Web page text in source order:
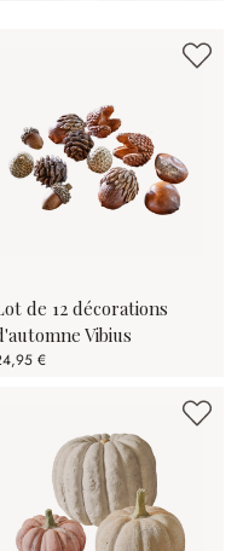
de 12 décorations
Vibius
€